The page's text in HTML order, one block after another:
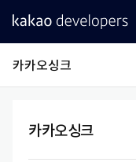
카카오싱크
디자인 리소스 다운로드
카카오 로그인
카카오싱크